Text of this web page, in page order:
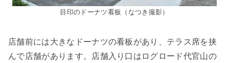
目印のドーナツ看板（なつき撮影）
店舗前には大きなドーナツの看板があり、テラス席を挟
んで店舗があります。店舗入り口はログロード代官山の